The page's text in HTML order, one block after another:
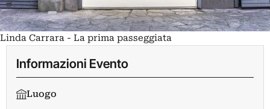
Linda Carrara - La prima passeggiata
Informazioni Evento
Luogo